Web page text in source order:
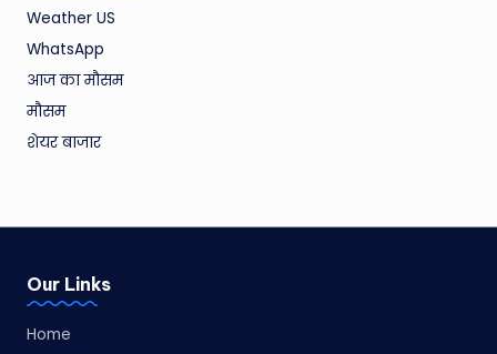
Weather US
WhatsApp
आज का मौसम
मौसम
शेयर बाजार
Our Links
Home